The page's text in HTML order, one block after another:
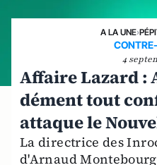
A LA UNE›
4
Affaire Lazard :
dément tout
attaque le
La directrice des
d'Arnaud